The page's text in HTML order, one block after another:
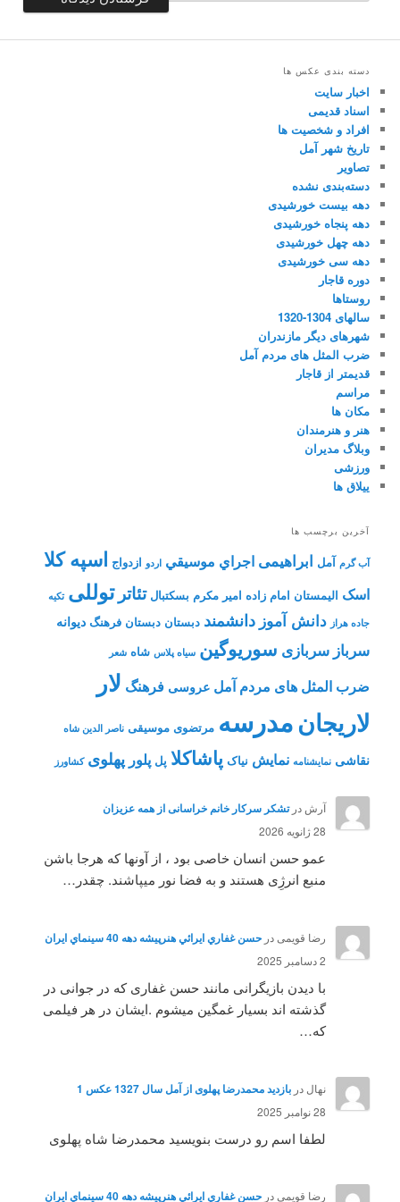
دسته بندی عکس ها
اخبار سایت
اسناد قدیمی
افراد و شخصیت ها
تاریخ شهر آمل
تصاویر
دسته‌بندی نشده
دهه بیست خورشیدی
دهه پنجاه خورشیدی
دهه چهل خورشیدی
دهه سی خورشیدی
دوره قاجار
روستاها
سالهای 1304-1320
شهرهای دیگر مازندران
ضرب المثل های مردم آمل
قدیمتر از قاجار
مراسم
مکان ها
هنر و هنرمندان
وبلاگ مدیران
ورزشی
ییلاق ها
آخرین برچسب ها
آب گرم آمل ابراهیمی اجراي موسيقي اردو ازدواج اسپه کلا
اسک الیمستان امام زاده امیر مکرم بسکتبال تئاتر توللی تکیه
جاده هراز دانش آموز دانشمند دبستان دبستان فرهنگ دیوانه
سرباز سربازی سوریوگین سیاه پلاس شاه شعر
ضرب المثل های مردم آمل عروسی فرهنگ لار
لاریجانمدرسه مرتضوی موسیقی ناصر الدین شاه
نقاشی نمايشنامه نمایش نیاک پاشاکلا پل پلور پهلوی کشاورز
آرش درتشکر سرکار خانم خراسانی از همه عزیزان
28 ژانویه 2026
عمو حسن انسان خاصی بود ، از آونها که هرجا باشن
منبع انرژِی هستند و به فضا نور میپاشند. چقدر…
رضا قویمی در حسن غفاري ايرائي هنرپيشه دهه 40 سينماي ايران
2 دسامبر 2025
با دیدن بازیگرانی مانند حسن غفاری که در جوانی در
گذشته اند بسیار غمگین میشوم .ایشان در هر فیلمی
که…
نهال در بازدید محمدرضا پهلوی از آمل سال 1327 عکس 1
28 نوامبر 2025
لطفا اسم رو درست بنویسید محمدرضا شاه پهلوی
رضا قویمی در حسن غفاري ايرائي هنرپيشه دهه 40 سينماي ايران